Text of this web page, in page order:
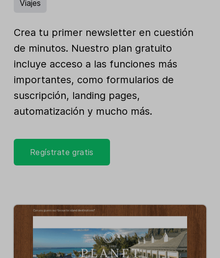
Viajes
Crea tu primer newsletter en cuestión
de minutos. Nuestro plan gratuito
incluye acceso a las funciones más
importantes, como formularios de
suscripción, landing pages,
automatización y mucho más.
Regístrate gratis